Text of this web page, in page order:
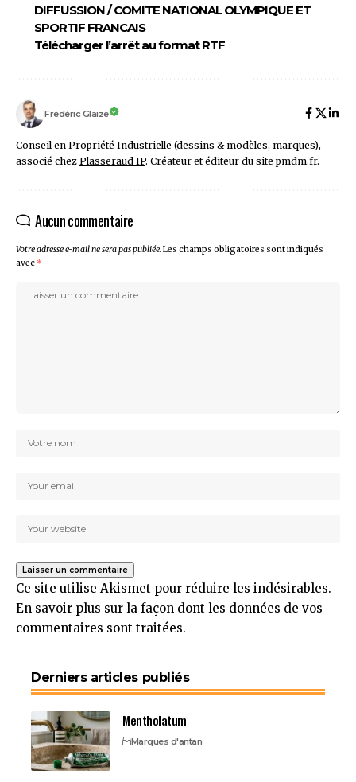
DIFFUSSION / COMITE NATIONAL OLYMPIQUE ET
SPORTIF FRANCAIS
Télécharger l’arrêt au format RTF
Frédéric Glaize
Conseil en Propriété Industrielle (dessins & modèles, marques),
associé chez Plasseraud IP. Créateur et éditeur du site pmdm.fr.
Aucun commentaire
Votre adresse e-mail ne sera pas publiée.Les champs obligatoires sont indiqués
avec *
Ce site utilise Akismet pour réduire les indésirables.
En savoir plus sur la façon dont les données de vos
commentaires sont traitées.
Derniers articles publiés
Mentholatum
Marques d'antan